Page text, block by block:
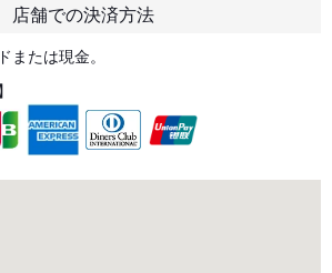
店舗での決済方法
または現金。